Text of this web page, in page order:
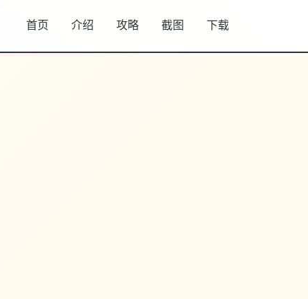
首页 介绍 攻略 截图 下载